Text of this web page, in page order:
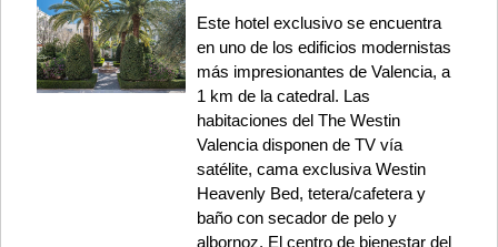
Este hotel exclusivo se encuentra
en uno de los edificios modernistas
más impresionantes de Valencia, a
1 km de la catedral. Las
habitaciones del The Westin
Valencia disponen de TV vía
satélite, cama exclusiva Westin
Heavenly Bed, tetera/cafetera y
baño con secador de pelo y
albornoz. El centro de bienestar del